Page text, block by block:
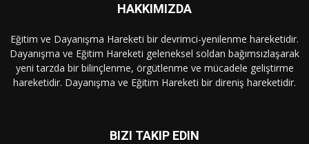
HAKKIMIZDA
Eğitim ve Dayanışma Hareketi bir devrimci-yenilenme hareketidir.
Dayanışma ve Eğitim Hareketi geleneksel soldan bağımsızlaşarak
yeni tarzda bir bilinçlenme, örgütlenme ve mücadele geliştirme
hareketidir. Dayanışma ve Eğitim Hareketi bir direniş hareketidir.
BIZI TAKIP EDIN